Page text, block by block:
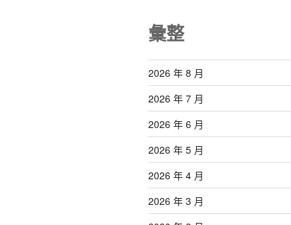
彙整
2026 年 8 月
2026 年 7 月
2026 年 6 月
2026 年 5 月
2026 年 4 月
2026 年 3 月